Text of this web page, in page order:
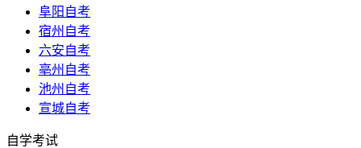
阜阳自考
宿州自考
六安自考
亳州自考
池州自考
宣城自考
自学考试